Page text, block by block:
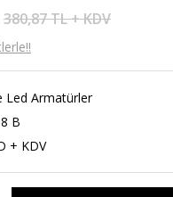
380,87 TL + KDV
Led Armatürler
B
+ KDV